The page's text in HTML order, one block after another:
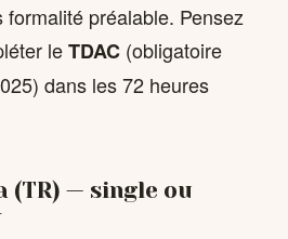
préalable. Pensez
leTDAC (obligatoire
dans les 72 heures
(TR) — single ou